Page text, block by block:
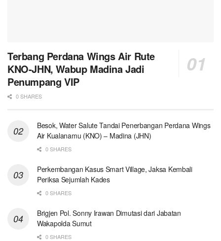
Terbang Perdana Wings Air Rute
KNO-JHN, Wabup Madina Jadi
Penumpang VIP
0 SHARES
Besok, Water Salute Tandai Penerbangan Perdana Wings
Air Kualanamu (KNO) – Madina (JHN)
0 SHARES
Perkembangan Kasus Smart Village, Jaksa Kembali
Periksa Sejumlah Kades
0 SHARES
Brigjen Pol. Sonny Irawan Dimutasi dari Jabatan
Wakapolda Sumut
0 SHARES